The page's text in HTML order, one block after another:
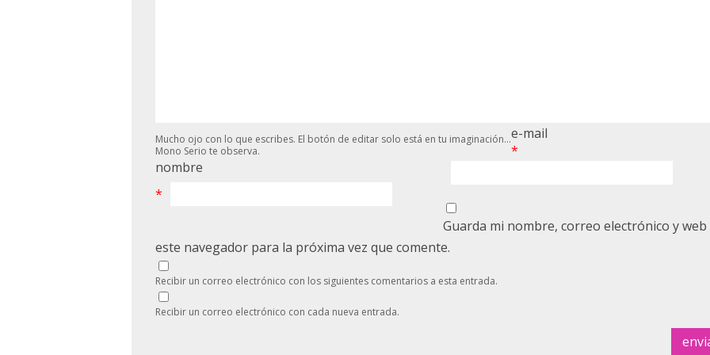
Mucho ojo con lo que escribes. El botón de editar solo está en tu imaginación...
Mono Serio te observa.
nombre
*
e-mail
*
Guarda mi nombre, correo electrónico y web
este navegador para la próxima vez que comente.
Recibir un correo electrónico con los siguientes comentarios a esta entrada.
Recibir un correo electrónico con cada nueva entrada.